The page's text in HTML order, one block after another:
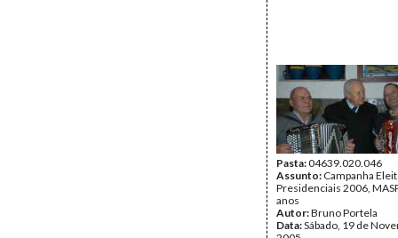
Pasta:04639.020.046
Assunto: Campanha
Presidenciais 2006,
anos
Autor:Bruno Portela
Data:Sábado, 19 de